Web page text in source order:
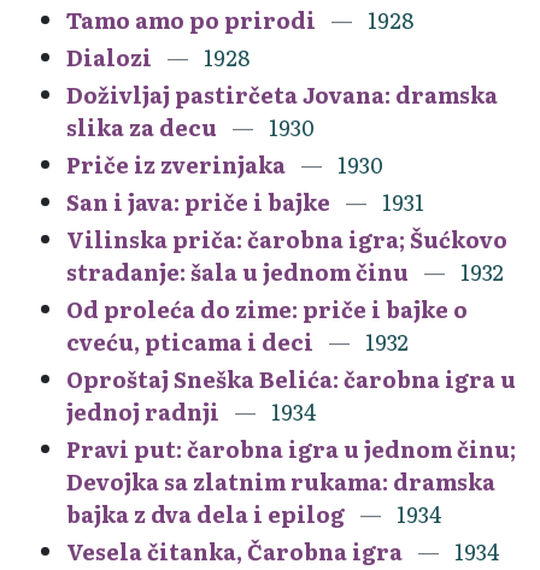
Tamo amo po prirodi
1928
Dialozi
1928
Doživljaj pastirčeta Jovana: dramska
slika za decu
1930
Priče iz zverinjaka
1930
San i java: priče i bajke
1931
Vilinska priča: čarobna igra; Šućkovo
stradanje: šala u jednom činu
1932
Od proleća do zime: priče i bajke o
cveću, pticama i deci
1932
Oproštaj Sneška Belića: čarobna igra u
jednoj radnji
1934
Pravi put: čarobna igra u jednom činu;
Devojka sa zlatnim rukama: dramska
bajka z dva dela i epilog
1934
Vesela čitanka, Čarobna igra
1934